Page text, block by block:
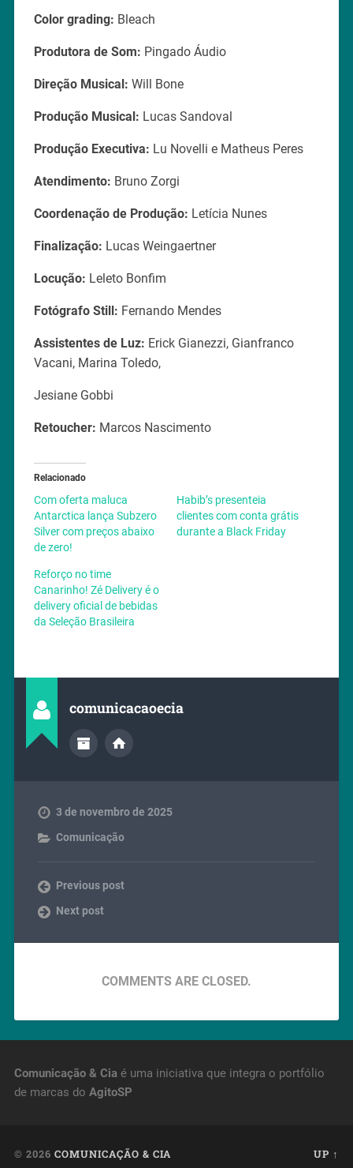
Color grading: Bleach
Produtora de Som: Pingado Áudio
Direção Musical: Will Bone
Produção Musical: Lucas Sandoval
Produção Executiva: Lu Novelli e Matheus Peres
Atendimento: Bruno Zorgi
Coordenação de Produção: Letícia Nunes
Finalização: Lucas Weingaertner
Locução: Leleto Bonfim
Fotógrafo Still: Fernando Mendes
Assistentes de Luz: Erick Gianezzi, Gianfranco
Vacani, Marina Toledo,
Jesiane Gobbi
Retoucher: Marcos Nascimento
Relacionado
Com oferta maluca
Antarctica lança Subzero
Silver com preços abaixo
de zero!
Habib’s presenteia
clientes com conta grátis
durante a Black Friday
Reforço no time
Canarinho! Zé Delivery é o
delivery oficial de bebidas
da Seleção Brasileira
comunicacaoecia
3 de novembro de 2025
Comunicação
Previous post
Next post
COMMENTS ARE CLOSED.
Comunicação & Ciaé uma iniciativa que integra o portfólio
de marcas do AgitoSP
© 2026 COMUNICAÇÃO & CIA UP ↑